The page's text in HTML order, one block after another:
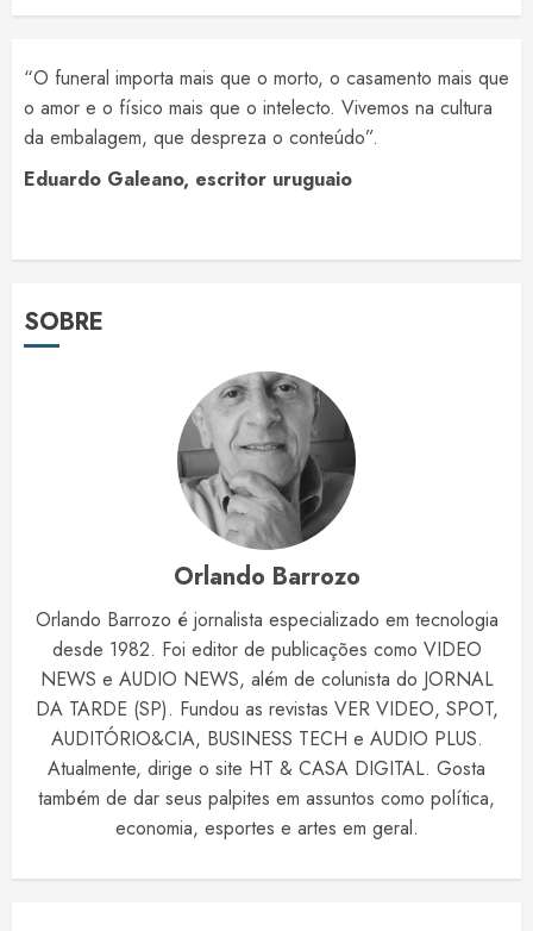
“O funeral importa mais que o morto, o casamento mais que
o amor e o físico mais que o intelecto. Vivemos na cultura
da embalagem, que despreza o conteúdo”.
Eduardo Galeano, escritor uruguaio
SOBRE
Orlando Barrozo
Orlando Barrozo é jornalista especializado em tecnologia
desde 1982. Foi editor de publicações como VIDEO
NEWS e AUDIO NEWS, além de colunista do JORNAL
DA TARDE (SP). Fundou as revistas VER VIDEO, SPOT,
AUDITÓRIO&CIA, BUSINESS TECH e AUDIO PLUS.
Atualmente, dirige o site HT & CASA DIGITAL. Gosta
também de dar seus palpites em assuntos como política,
economia, esportes e artes em geral.